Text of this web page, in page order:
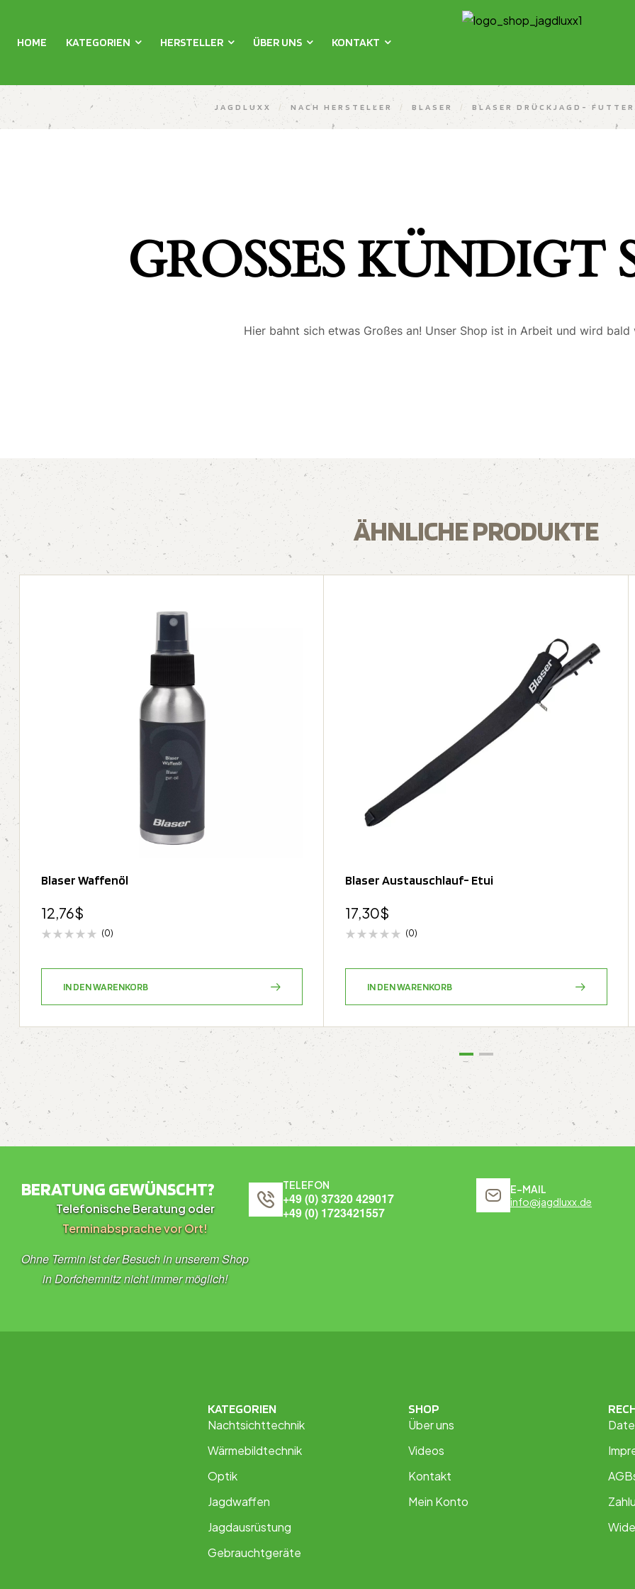
HOME KATEGORIEN HERSTELLER ÜBER UNS KONTAKT
JAGDLUXX / NACH HERSTELLER / BLASER / BLASER DRÜCKJAGD-
GROSSES KÜNDIGT
Hier bahnt sich etwas Großes an! Unser Shop ist in Arbeit und wird
ÄHNLICHE PRODUKTE
Blaser Waffenöl
12,76$
(0)
IN DEN WARENKORB
Blaser Austauschlauf- Etui
17,30$
(0)
IN DEN WARENKORB
BERATUNG GEWÜNSCHT?
Telefonische Beratung oder
Terminabsprache vor Ort!
Ohne Termin ist der Besuch in unserem Shop
in Dorfchemnitz nicht immer möglich!
TELEFON
+49 (0) 37320 429017
+49 (0) 1723421557
E-MAIL
info@jagdluxx.de
KATEGORIEN
Nachtsichttechnik
Wärmebildtechnik
Optik
Jagdwaffen
Jagdausrüstung
Gebrauchtgeräte
SHOP
Über uns
Videos
Kontakt
Mein Konto